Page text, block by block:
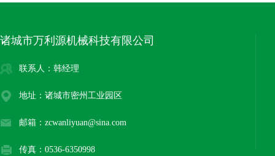
诸城市万利源机械科技有限公司
联系人：韩经理
地址：诸城市密州工业园区
邮箱：zcwanliyuan@sina.com
传真：0536-6350998